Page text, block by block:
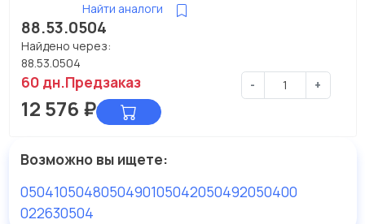
Найти аналоги
88.53.0504
Найдено через:
88.53.0504
60 дн.Предзаказ - +
12 576 ₽
Возможно вы ищете:
0504105048050490105042050492050400
022630504